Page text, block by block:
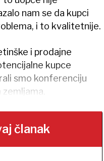
nam se da kupci
i to kvalitetnije.
i prodajne
kupce
smo konferenciju
članak